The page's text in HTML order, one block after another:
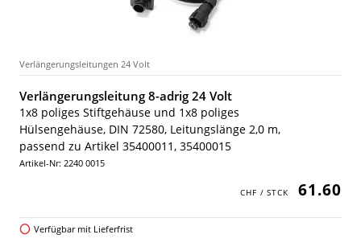
Verlängerungsleitungen 24 Volt
Verlängerungsleitung 8-adrig 24 Volt
1x8 poliges Stiftgehäuse und 1x8 poliges
Hülsengehäuse, DIN 72580, Leitungslänge 2,0 m,
passend zu Artikel 35400011, 35400015
Artikel-Nr: 2240 0015
61.60
Verfügbar mit Lieferfrist